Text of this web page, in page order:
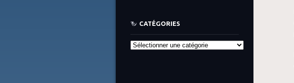
CATÉGORIES
Catégories